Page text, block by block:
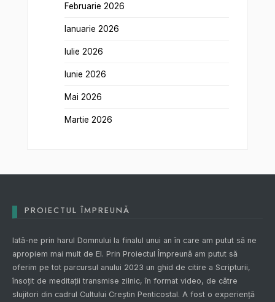
Februarie 2026
Ianuarie 2026
Iulie 2026
Iunie 2026
Mai 2026
Martie 2026
PROIECTUL ÎMPREUNĂ
Iată-ne prin harul Domnului la finalul unui an în care am putut să ne
apropiem mai mult de El. Prin Proiectul Împreună am putut să
oferim pe tot parcursul anului 2023 un ghid de citire a Scripturii,
însoțit de meditații transmise zilnic, în format video, de către
slujitori din cadrul Cultului Creștin Penticostal. A fost o experiență